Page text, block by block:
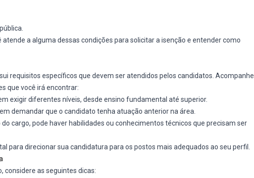
a alguma dessas condições para solicitar a isenção e entender como
requisitos específicos que devem ser atendidos pelos candidatos. Acompanhe
que você irá encontrar:
exigir diferentes níveis, desde ensino fundamental até superior.
demandar que o candidato tenha atuação anterior na área.
do cargo, pode haver habilidades ou conhecimentos técnicos que precisam ser
para direcionar sua candidatura para os postos mais adequados ao seu perfil.
considere as seguintes dicas: